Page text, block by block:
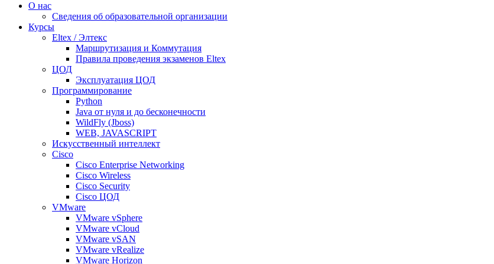
О нас
Сведения об образовательной организации
Курсы
Eltex / Элтекс
Маршрутизация и Коммутация
Правила проведения экзаменов Eltex
ЦОД
Эксплуатация ЦОД
Программирование
Python
Java от нуля и до бесконечности
WildFly (Jboss)
WEB, JAVASCRIPT
Искусственный интеллект
Cisco
Cisco Enterprise Networking
Cisco Wireless
Cisco Security
Cisco ЦОД
VMware
VMware vSphere
VMware vCloud
VMware vSAN
VMware vRealize
VMware Horizon